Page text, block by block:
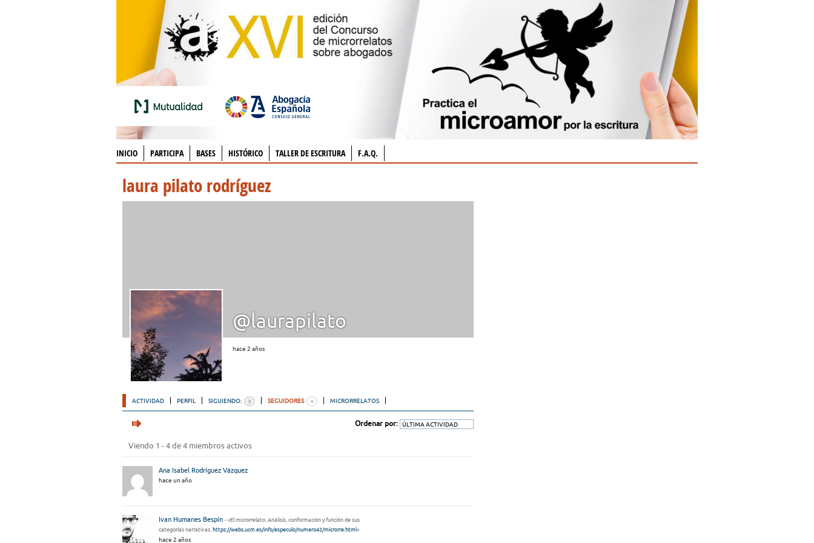
INICIO PARTICIPA BASES HISTÓRICO TALLER DE ESCRITURA F.A.Q.
laura pilato rodríguez
@laurapilato
hace 2 años
ACTIVIDAD PERFIL SIGUIENDO: 3 SEGUIDORES 4 MICRORRELATOS
Ordenar por:
Viendo 1 - 4 de 4 miembros activos
Ana Isabel Rodríguez Vázquez
hace un año
Ivan Humanes Bespín - «El microrrelato. Análisis, conformación y función de sus
categorías narrativas. https://webs.ucm.es/info/especulo/numero42/microrre.html »
hace 2 años